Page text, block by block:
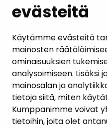
evästeitä
Käytämme evästeitä
mainosten
ominaisuuksien
analysoimiseen. Lisäksi
mainosalan ja
tietoja siitä, miten
Kumppanimme voivat
tietoihin, joita olet